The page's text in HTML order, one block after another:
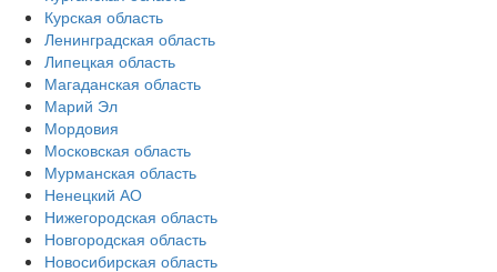
Курская область
Ленинградская область
Липецкая область
Магаданская область
Марий Эл
Мордовия
Московская область
Мурманская область
Ненецкий АО
Нижегородская область
Новгородская область
Новосибирская область